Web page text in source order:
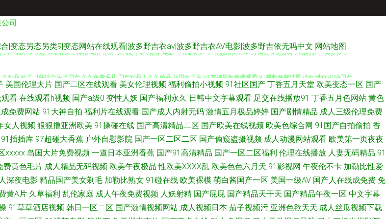
司
|变态另态另类9|变态网站在线观看|波多野吉衣av|波多野吉衣AV电影|波多野吉依无吗中文 网站地图
在线不卡视频 男女在床上神秘网站 香蕉18在线污 亚洲福利电影 午夜影院区 91视频综合大全 91网页版免费看 91精品国产吴梦梦 91
黄污久 久艹超碰 九1免费网站美女 东方成人AV在线 97资源国产共享 91免费观看网站 91Nav免费 婷婷五月四房色在线 色婷婷社区 男
全部免费观看 91超碰在线网站 有码七区 五月丁香国产在线网站 91制片厂精品在线视频 操女人的逼8p 91色伦导航 51麻豆精品 香蕉
天婷婷四房间激情 日本阿v手机在线 亚洲99 日韩亚洲精品中文字幕 蜜桃肏屄 国产精品久久欠 成人免费超碰在线 91网页破解免费 91
电视剧 成人精品 91网站国产在线观看 91黄色刺激 影音先锋熟女AV 91精品亚洲 中韩毛片精品基地 色悠悠成人综合 男人天堂网91 欧
男人的天堂 91n免视频 伊人在线9 欧美性爱亚洲色图 欧美伦15P 久久青青草视频网站免 国产原创在线观看蜜臀 激情A片 国产一23区
美国伦理大片 国产二区在线观看 美女伦理视频 福利偷拍小视频 91社区国产 丁香五月天堂 欧美变态一区 国产
看 在线观看h视频 国产a级0 变性人妖 国产福利永久 日韩中文字幕观看 足交在线播放91 丁香五月色网站 黄色
免费网站 91大神自拍 福利片在线观看 国产成人内射无码 激情五月极品婷婷 国产剧情精品 成人三级伦理免费
女人视频 狠狠撸亚洲欧美 91操碰在线 国产高清精品二区 国产欧美在线视频 欧美色综合网 91国产自拍偷拍 香
91插插库 97超碰大香蕉 户外自慰影院 国产一区二区二区 国产偷窥盗摄视频 成人动漫网站观看 欧美第一页夜夜
xxxxx 岛国大片免费视频 一道日本亚洲香蕉 国产91高清精品 国产一区二区福利 伦理在线播放 人妻无码精品 91
费黄色毛片 成人精品无码视频 欧美午夜极品 性欧美ⅩⅩⅩⅩ乱 欧美色色六月天 91影视网 午夜伦不卡 加勒比性爱
深夜电影 精品国产美女剃毛 加勒比熟女 91碰在线 欧美裸模 萌白酱国产一区 美国一级AV 国产人在线成免费 免
黄A片 久草福利 乱伦家庭 成人午夜免费视频 人妖射精 国产屁屁 国产精品天干天 国产精品午夜一区 中文字幕
91草草酒店视频 韩日一区二区 国产激情视频网站 成人视频日本 茄子视频污 亚洲色欲天天 成人丝瓜视频下载